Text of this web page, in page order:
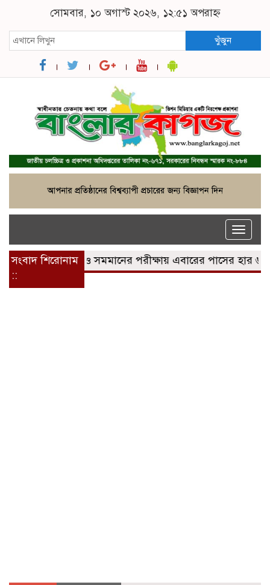
সোমবার, ১০ অগাস্ট ২০২৬, ১২:৫১ অপরাহ্ন
খুঁজুন
Toggle
সংবাদ শিরোনাম
::
এসএসসি ও সমমানের পরীক্ষায় এবারের পাসের হার ৬২